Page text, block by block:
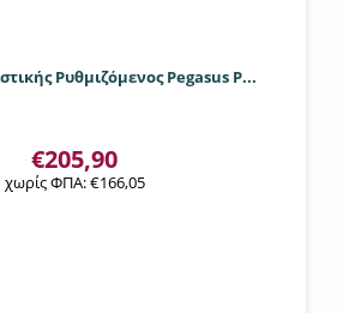
Ρυθμιζόμενος Pegasus P...
€205,90
χωρίς ΦΠΑ:€166,05